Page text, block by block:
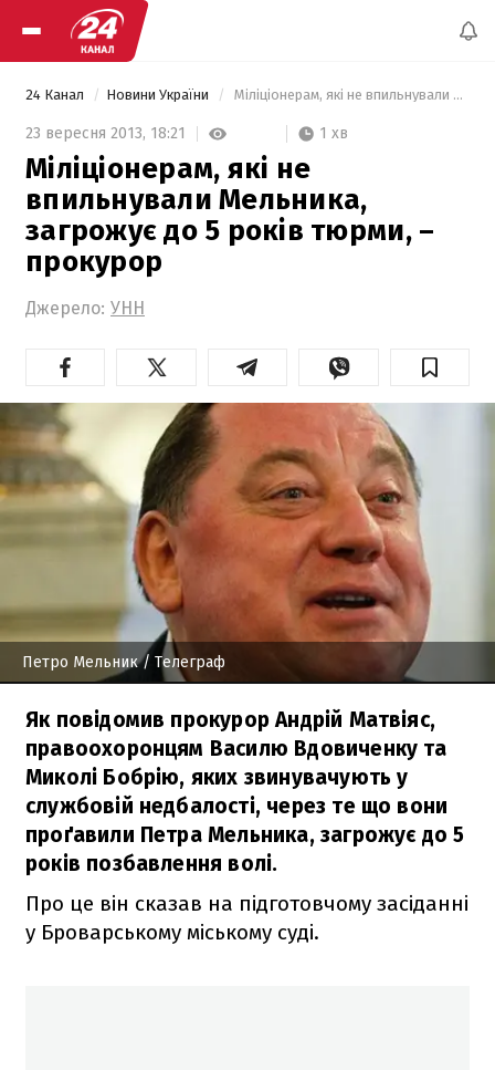
24 Канал Новини України Міліціонерам, які не впильнували Мельника, загрожує до 5 років тюрми, – прокурор
23 вересня 2013, 18:21 1 хв
Міліціонерам, які не
впильнували Мельника,
загрожує до 5 років тюрми, –
прокурор
Джерело: УНН
Петро Мельник/ Телеграф
Як повідомив прокурор Андрій Матвіяс,
правоохоронцям Василю Вдовиченку та
Миколі Бобрію, яких звинувачують у
службовій недбалості, через те що вони
проґавили Петра Мельника, загрожує до 5
років позбавлення волі.
Про це він сказав на підготовчому засіданні
у Броварському міському суді.